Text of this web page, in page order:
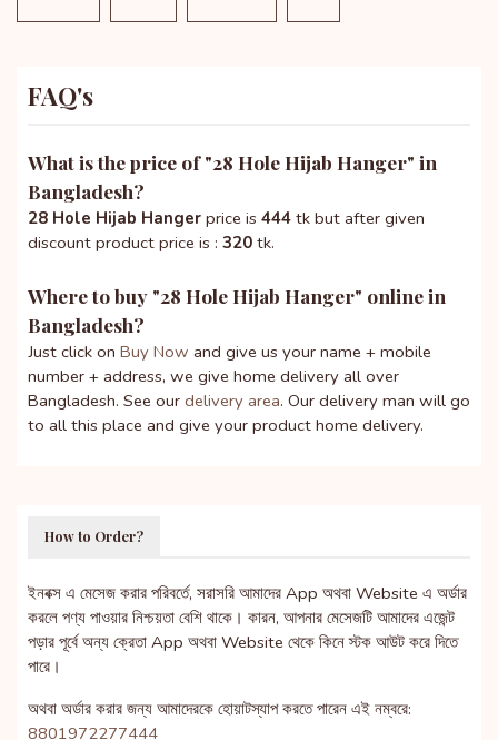
FAQ's
What is the price of "28 Hole Hijab Hanger" in
Bangladesh?
28 Hole Hijab Hanger price is 444 tk but after given
discount product price is : 320 tk.
Where to buy "28 Hole Hijab Hanger" online in
Bangladesh?
Just click on Buy Now and give us your name + mobile
number + address, we give home delivery all over
Bangladesh. See our delivery area. Our delivery man will go
to all this place and give your product home delivery.
How to Order?
ইনবক্স এ মেসেজ করার পরিবর্তে, সরাসরি আমাদের App অথবা Website এ অর্ডার
করলে পণ্য পাওয়ার নিশ্চয়তা বেশি থাকে। কারন, আপনার মেসেজটি আমাদের এজেন্ট
পড়ার পূর্বে অন্য ক্রেতা App অথবা Website থেকে কিনে স্টক আউট করে দিতে
পারে।
অথবা অর্ডার করার জন্য আমাদেরকে হোয়াটস্যাপ করতে পারেন এই নম্বরে:
8801972277444